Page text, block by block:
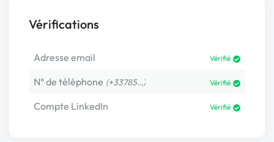
Vérifications
Adresse email Vérifié
N° de téléphone (+33785…) Vérifié
Compte LinkedIn Vérifié